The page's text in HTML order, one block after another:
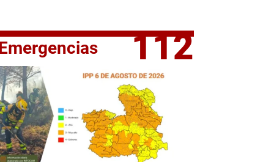
del Ejecutivo castellanomanchego, Emiliano García-
112